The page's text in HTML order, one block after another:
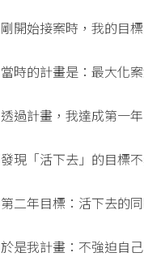
剛開始接案時，我的目
當時的計畫是：最大化
透過計畫，我達成第一
發現「活下去」的目標
第二年目標：活下去的
於是我計畫：不強迫自